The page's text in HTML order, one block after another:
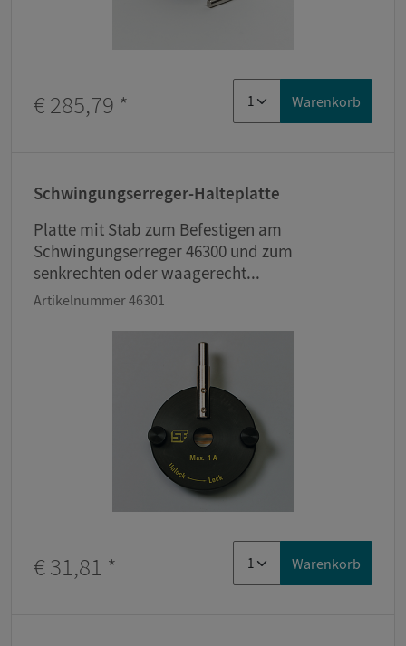
€ 285,79 * Warenkorb
Schwingungserreger-Halteplatte
Platte mit Stab zum Befestigen am
Schwingungserreger 46300 und zum
senkrechten oder waagerecht...
Artikelnummer 46301
€ 31,81 * Warenkorb